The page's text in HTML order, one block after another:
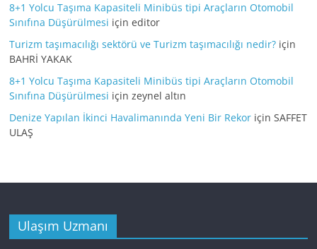
8+1 Yolcu Taşıma Kapasiteli Minibüs tipi Araçların Otomobil
Sınıfına Düşürülmesi içineditor
Turizm taşımacılığı sektörü ve Turizm taşımacılığı nedir? için
BAHRİ YAKAK
8+1 Yolcu Taşıma Kapasiteli Minibüs tipi Araçların Otomobil
Sınıfına Düşürülmesi içinzeynel altın
Denize Yapılan İkinci Havalimanında Yeni Bir Rekor içinSAFFET
ULAŞ
Ulaşım Uzmanı